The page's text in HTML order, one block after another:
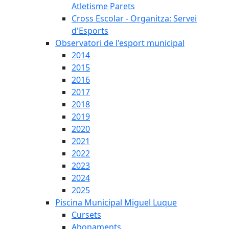
Atletisme Parets
Cross Escolar - Organitza: Servei
d'Esports
Observatori de l'esport municipal
2014
2015
2016
2017
2018
2019
2020
2021
2022
2023
2024
2025
Piscina Municipal Miguel Luque
Cursets